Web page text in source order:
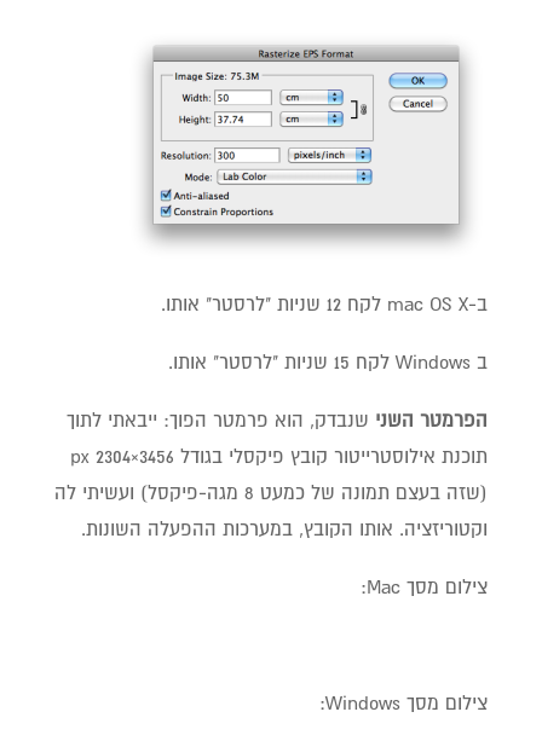
ב-mac OS X לקח 12 שניות "לרסטר" אותו.
ב Windows לקח 15 שניות "לרסטר" אותו.
הפרמטר השני שנבדק, הוא פרמטר הפוך: ייבאתי לתוך
תוכנת אילוסטרייטור קובץ פיקסלי בגודל 3456×2304 px
(שזה בעצם תמונה של כמעט 8 מגה-פיקסל) ועשיתי לה
וקטוריזציה. אותו הקובץ, במערכות ההפעלה השונות.
צילום מסך Mac:
צילום מסך Windows: